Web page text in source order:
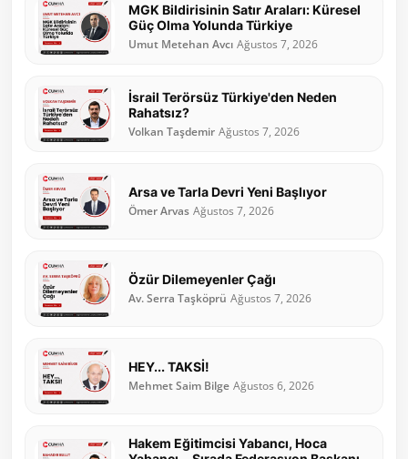
MGK Bildirisinin Satır Araları: Küresel
Güç Olma Yolunda Türkiye
Umut Metehan Avcı Ağustos 7, 2026
İsrail Terörsüz Türkiye'den Neden
Rahatsız?
Volkan Taşdemir Ağustos 7, 2026
Arsa ve Tarla Devri Yeni Başlıyor
Ömer Arvas Ağustos 7, 2026
Özür Dilemeyenler Çağı
Av. Serra Taşköprü Ağustos 7, 2026
HEY... TAKSİ!
Mehmet Saim Bilge Ağustos 6, 2026
Hakem Eğitimcisi Yabancı, Hoca